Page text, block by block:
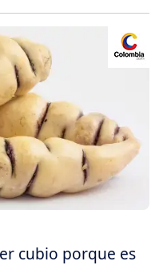
cubio porque es